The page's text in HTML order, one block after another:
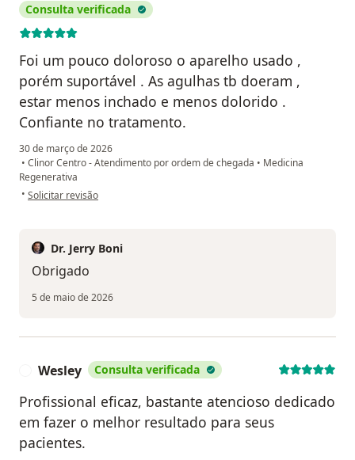
Consulta verificada
Foi um pouco doloroso o aparelho usado ,
porém suportável . As agulhas tb doeram ,
estar menos inchado e menos dolorido .
Confiante no tratamento.
30 de março de 2026
• Clinor Centro - Atendimento por ordem de chegada • Medicina
Regenerativa
• na opinião do utilizador Maria Aparecida Macêdo de Lima
Solicitar revisão
Dr. Jerry Boni
Obrigado
5 de maio de 2026
Wesley Consulta verificada
Profissional eficaz, bastante atencioso dedicado
em fazer o melhor resultado para seus
pacientes.